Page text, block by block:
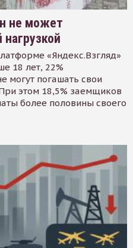
не может
«Яндекс.Взгляд»
18 лет, 22%
могут погашать свои
этом 18,5% заемщиков
более половины своего